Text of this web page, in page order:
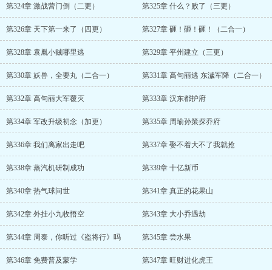
第324章 激战营门倒（二更） 第325章 什么？败了（三更）
第326章 天下第一来了（四更） 第327章 砸！砸！砸！（二合一）
第328章 袁胤小贼哪里逃 第329章 平州建立（三更）
第330章 妖兽，全要丸（二合一） 第331章 高句丽逃 东濊军降（二合一）
第332章 高句丽大军覆灭 第333章 汉东都护府
第334章 军改升级初念（加更） 第335章 周瑜孙策探乔府
第336章 我们离家出走吧 第337章 娶不着大不了我就抢
第338章 蒸汽机研制成功 第339章 十亿新币
第340章 热气球问世 第341章 真正的花果山
第342章 外挂小九收悟空 第343章 大小乔遇劫
第344章 周泰，你听过《盗将行》吗 第345章 尝水果
第346章 免费普及蒙学 第347章 旺财进化虎王